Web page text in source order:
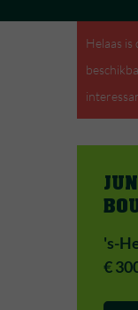
Helaas is
's-
€